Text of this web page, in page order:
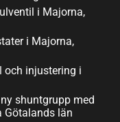
i Majorna,
i Majorna,
och injustering i
shuntgrupp med
Götalands län